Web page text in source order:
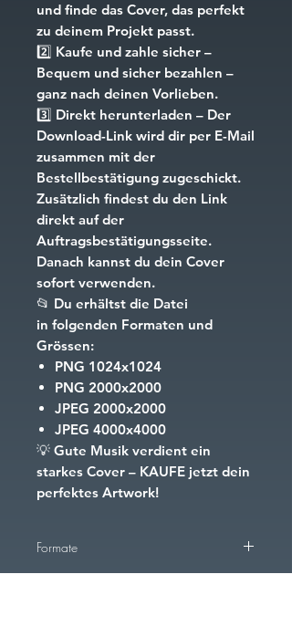
und finde das Cover, das perfekt
zu deinem Projekt passt.
2️⃣ Kaufe und zahle sicher –
Bequem und sicher bezahlen –
ganz nach deinen Vorlieben.
3️⃣ Direkt herunterladen – Der
Download-Link wird dir per E-Mail
zusammen mit der
Bestellbestätigung zugeschickt.
Zusätzlich findest du den Link
direkt auf der
Auftragsbestätigungsseite.
Danach kannst du dein Cover
sofort verwenden.
📂 Du erhältst die Datei
in folgenden Formaten und
Grössen:
PNG 1024x1024
PNG 2000x2000
JPEG 2000x2000
JPEG 4000x4000
💡 Gute Musik verdient ein
starkes Cover – KAUFE jetzt dein
perfektes Artwork!
Formate